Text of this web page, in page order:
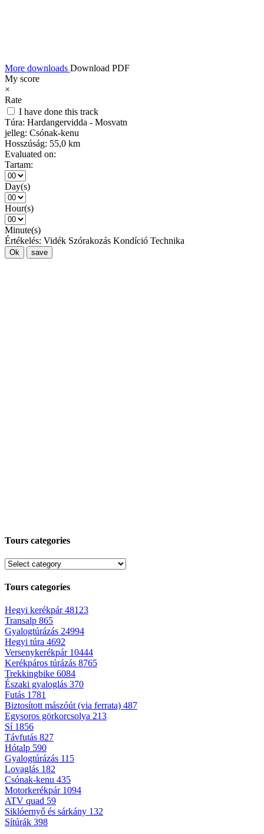
More downloads Download PDF
My score
×
Rate
I have done this track
Túra: Hardangervidda - Mosvatn
jelleg: Csónak-kenu
Hosszúság: 55,0 km
Evaluated on:
Tartam:
Day(s)
Hour(s)
Minute(s)
Értékelés: Vidék Szórakozás Kondíció Technika
Ok save
Tours categories
Tours categories
Hegyi kerékpár48123
Transalp 865
Gyalogtúrázás 24994
Hegyi túra 4692
Versenykerékpár 10444
Kerékpáros túrázás 8765
Trekkingbike 6084
Északi gyaloglás 370
Futás 1781
Biztosított mászóút (via ferrata) 487
Egysoros görkorcsolya 213
Sí 1856
Távfutás 827
Hótalp 590
Gyalogtúrázás 115
Lovaglás 182
Csónak-kenu 435
Motorkerékpár 1094
ATV quad 59
Siklóernyő és sárkány 132
Sítúrák 398